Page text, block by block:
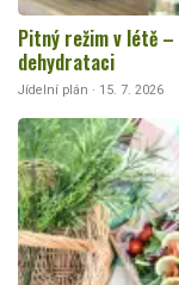
Pitný režim v létě
dehydrataci
Jídelní plán · 15. 7. 2026